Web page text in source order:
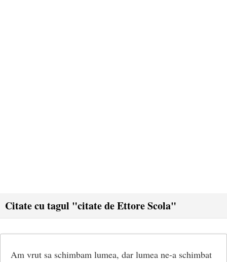
Citate cu tagul "citate de Ettore Scola"
Am vrut sa schimbam lumea, dar lumea ne-a schimbat